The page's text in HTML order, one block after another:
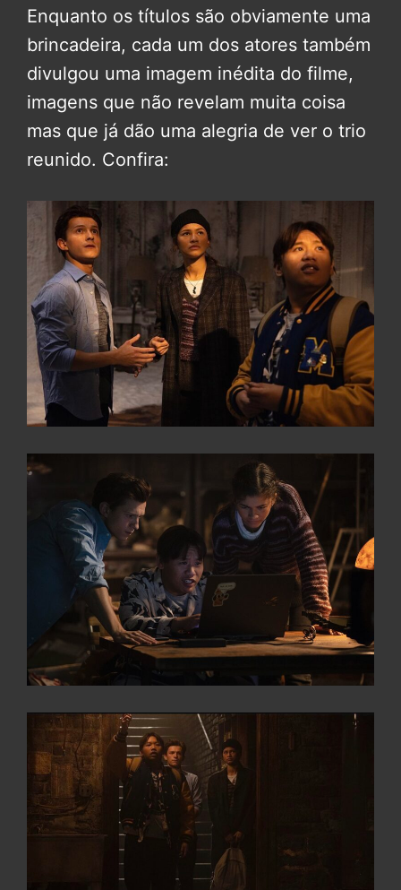
Enquanto os títulos são obviamente uma
brincadeira, cada um dos atores também
divulgou uma imagem inédita do filme,
imagens que não revelam muita coisa
mas que já dão uma alegria de ver o trio
reunido. Confira: